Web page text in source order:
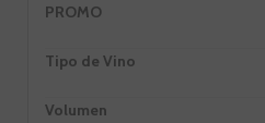
PROMO
Tipo de Vino
Volumen